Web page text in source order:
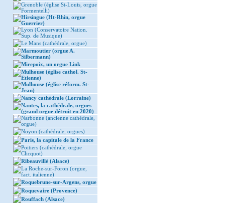
Grenoble (église St-Louis, orgue
Formentelli)
Hirsingue (Ht-Rhin, orgue
Guerrier)
Lyon (Conservatoire Nation.
Sup. de Musique)
Le Mans (cathédrale, orgue)
Marmoutier (orgue A.
Silbermann)
Mirepoix, un orgue Link
Mulhouse (église cathol. St-
Etienne)
Mulhouse (église réform. St-
Jean)
Nancy cathédrale (Lorraine)
Nantes, la cathédrale, orgues
(grand orgue détruit en 2020)
Narbonne (ancienne cathédrale,
orgue)
Noyon (cathédrale, orgues)
Paris, la capitale de la France
Poitiers (cathédrale, orgue
Clicquot)
Ribeauvillé (Alsace)
La Roche-sur-Foron (orgue,
fact. italienne)
Roquebrune-sur-Argens, orgue
Roquevaire (Provence)
Rouffach (Alsace)